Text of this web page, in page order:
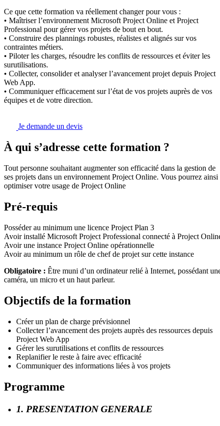
Ce que cette formation va réellement changer pour vous :
• Maîtriser l’environnement Microsoft Project Online et Project
Professional pour gérer vos projets de bout en bout.
• Construire des plannings robustes, réalistes et alignés sur vos
contraintes métiers.
• Piloter les charges, résoudre les conflits de ressources et éviter les
surutilisations.
• Collecter, consolider et analyser l’avancement projet depuis Project
Web App.
• Communiquer efficacement sur l’état de vos projets auprès de vos
équipes et de votre direction.
Je demande un devis
À qui s’adresse cette formation ?
Tout personne souhaitant augmenter son efficacité dans la gestion de
ses projets dans un environnement Project Online. Vous pourrez ainsi
optimiser votre usage de Project Online
Pré-requis
Posséder au minimum une licence Project Plan 3
Avoir installé Microsoft Project Professional connecté à Project
Avoir une instance Project Online opérationnelle
Avoir au minimum un rôle de chef de projet sur cette instance
Obligatoire : Être muni d’un ordinateur relié à Internet, possédant
caméra, un micro et un haut parleur.
Objectifs de la formation
Créer un plan de charge prévisionnel
Collecter l’avancement des projets auprès des ressources depuis
Project Web App
Gérer les surutilisations et conflits de ressources
Replanifier le reste à faire avec efficacité
Communiquer des informations liées à vos projets
Programme
1. PRESENTATION GENERALE